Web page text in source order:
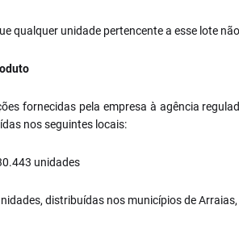
qualquer unidade pertencente a esse lote
fornecidas pela empresa à agência
nos seguintes locais:
unidades
distribuídas nos municípios de